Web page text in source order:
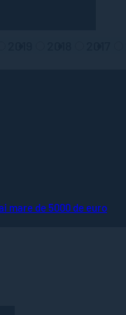
mare de 5000 de euro